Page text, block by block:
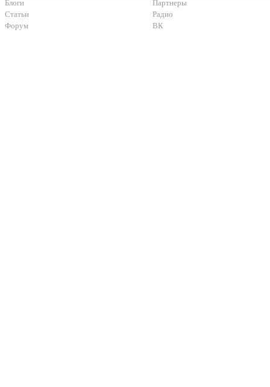
Блоги
Статьи
Форум
Партнеры
Радио
ВК